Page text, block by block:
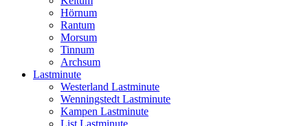
Hörnum
Rantum
Morsum
Tinnum
Archsum
Lastminute
Westerland Lastminute
Wenningstedt Lastminute
Kampen Lastminute
List Lastminute